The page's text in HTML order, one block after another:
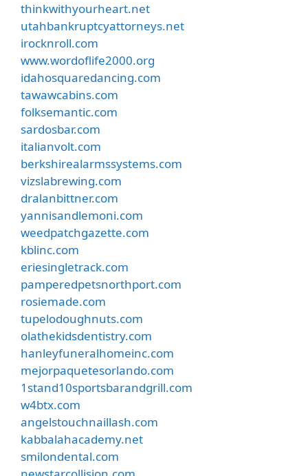
thinkwithyourheart.net
utahbankruptcyattorneys.net
irocknroll.com
www.wordoflife2000.org
idahosquaredancing.com
tawawcabins.com
folksemantic.com
sardosbar.com
italianvolt.com
berkshirealarmssystems.com
vizslabrewing.com
dralanbittner.com
yannisandlemoni.com
weedpatchgazette.com
kblinc.com
eriesingletrack.com
pamperedpetsnorthport.com
rosiemade.com
tupelodoughnuts.com
olathekidsdentistry.com
hanleyfuneralhomeinc.com
mejorpaquetesorlando.com
1stand10sportsbarandgrill.com
w4btx.com
angelstouchnaillash.com
kabbalahacademy.net
smilondental.com